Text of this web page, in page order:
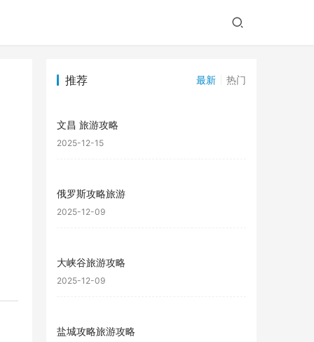
推荐 最新 热门
文昌 旅游攻略
2025-12-15
俄罗斯攻略旅游
2025-12-09
大峡谷旅游攻略
2025-12-09
盐城攻略旅游攻略